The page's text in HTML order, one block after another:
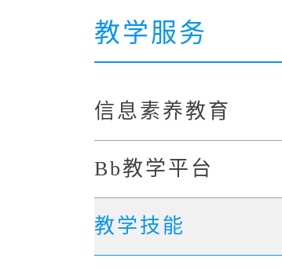
教学服务
信息素养教育
Bb教学平台
教学技能